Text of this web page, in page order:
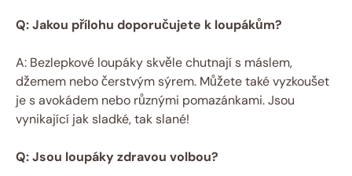
Q: Jakou přílohu doporučujete k loupákům?
A: Bezlepkové loupáky skvěle chutnají s máslem,
džemem nebo čerstvým sýrem. Můžete také vyzkoušet
je s avokádem nebo různými pomazánkami. Jsou
vynikající jak sladké, tak slané!
Q: Jsou loupáky zdravou volbou?